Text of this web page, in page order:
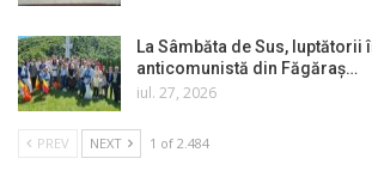
La Sâmbăta de Sus, luptătorii
anticomunistă din Făgăraș…
iul. 27, 2026
PREV NEXT 1 of 2.484